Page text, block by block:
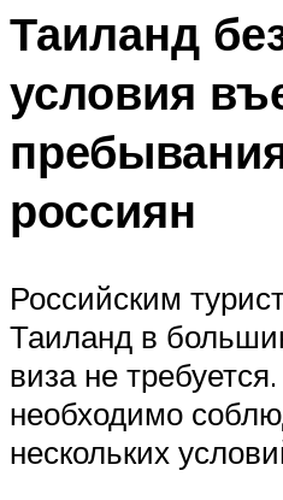
Таиланд
условия
россиян
Российским
Таиланд в
виза не
необходимо
нескольких